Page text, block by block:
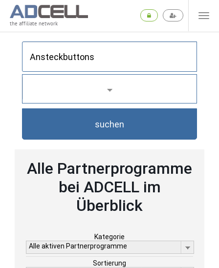
the affiliate network
suchen
Alle Partnerprogramme
bei ADCELL im
Überblick
Kategorie
Alle aktiven Partnerprogramme
Sortierung